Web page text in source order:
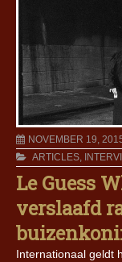
NOVEMBER 19,
ARTICLES,
Le Guess
verslaafd
Internationaal geldt